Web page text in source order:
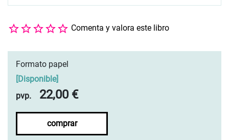
Comenta y valora este libro
Formato papel
Disponible]
pvp.
22,00 €
comprar